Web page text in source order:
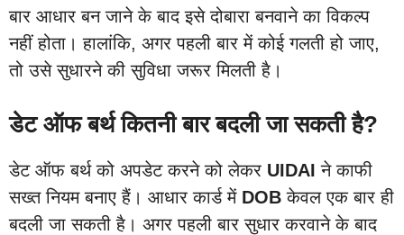
बार आधार बन जाने के बाद इसे दोबारा बनवाने का विकल्प
नहीं होता। हालांकि, अगर पहली बार में कोई गलती हो जाए,
तो उसे सुधारने की सुविधा जरूर मिलती है।
डेट ऑफ बर्थ कितनी बार बदली जा सकती है?
डेट ऑफ बर्थ को अपडेट करने को लेकर UIDAI ने काफी
सख्त नियम बनाए हैं। आधार कार्ड में DOB केवल एक बार ही
बदली जा सकती है। अगर पहली बार सुधार करवाने के बाद